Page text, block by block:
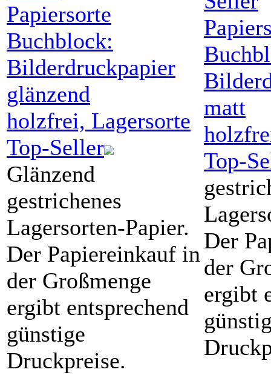
Papiersorte
Buchblock:
Bilderdruckpapier
glänzend
holzfrei, Lagersorte
Top-Seller
Glänzend
gestrichenes
Lagersorten-Papier.
Der Papiereinkauf in
der Großmenge
ergibt entsprechend
günstige
Druckpreise.
matt
Top-
Der
der
ergibt